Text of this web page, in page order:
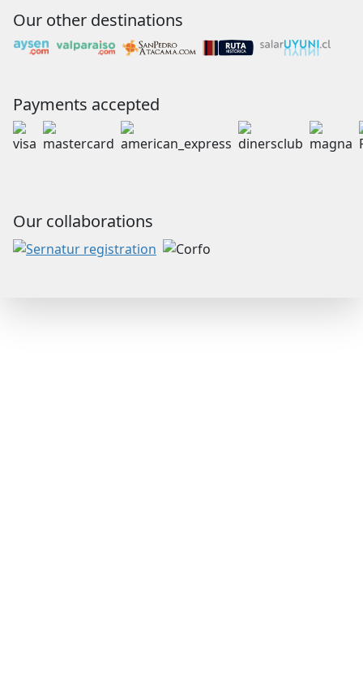
Our other destinations
Payments accepted
Our collaborations